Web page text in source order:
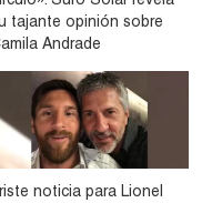
tajante opinión sobre
Andrade
noticia para Lionel